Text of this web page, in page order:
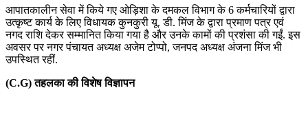
आपातकालीन सेवा में किये गए ओड़िशा के दमकल विभाग के 6 कर्मचारियों द्वारा
उत्कृष्ट कार्य के लिए विधायक कुनकुरी यू. डी. मिंज के द्वारा प्रमाण पत्र एवं
नगद राशि देकर सम्मानित किया गया है और उनके कामों की प्रशंसा की गईं. इस
अवसर पर नगर पंचायत अध्यक्ष अजेम टोप्पो, जनपद अध्यक्ष अंजना मिंज भी
उपस्थित रहीं.
(C.G) तहलका की विशेष विज्ञापन